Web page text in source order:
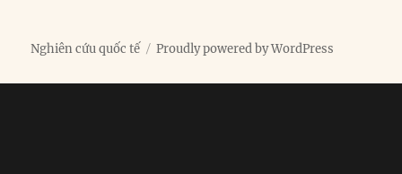
Nghiên cứu quốc tế Proudly powered by WordPress